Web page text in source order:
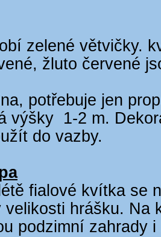
zelené větvičky.
žluto červené
potřebuje jen
výšky 1-2 m.
do vazby.
fialové kvítka se
hrášku. Na
podzimní zahrady